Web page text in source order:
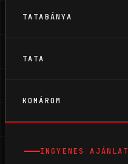
TATABÁNYA
TATA
KOMÁROM
INGYENES AJÁNLAT